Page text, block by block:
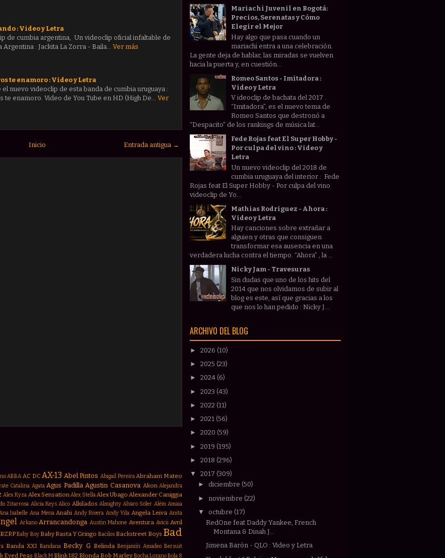
: Video y Letra
de cumbia argentina, Un videoclip oficial infaltable de
Argentina : Jackita La Zorra - Baila… Ver más
te enamoro : Video y Letra
nuevo videoclip de esta banda de cumbia uruguaya :
te enamoro. Video de You Tube en HD (High De… Ver
Entrada antigua →
Inicio
ABBA AC DC AX-13 Abel Pintos Abigail Pereira Abraham Mateo
Catalina Agata Agus Padilla Agustin Casanova Akon Alejandra
Alex Kyza Alex SensationAlex StellaAlex Ubago Alexander Caniggia
Zitarrosa Alicia Keys Alico Alkilados Almighty Alvaro Soler Além Amaia
Isabelle Ana Mena Anahi Andy Rivera Andy Vila Angela Leiva Anita
Arkano Arrancandonga Austin Mahone Aventura Avicii Avril
BZRPBaby Boy Baby Rasta Y Gringo Bacilos Backstreet Boys Bad
Banda XXI Bandana Becky G Belinda Benjamín Amadeo Bersuit
Eyed Peas Black M Blink 182 Blonda Bob MarleyBocha LozanoBola 8
Mariachi Juvenil en Bogotá:
Precios, Serenatas y Cómo
Elegir el Mejor
Hay algo que pasa cuando un
mariachi entra a una celebración.
La gente deja de hablar, las miradas se vuelven
hacia la puerta y, en cuestión...
Romeo Santos - Imitadora :
Video y Letra
V ideoclip de bachata del 2017 .
“Imitadora”, es el nuevo tema de
Romeo Santos que destronó a
“Despacito” de los rankings de música lat...
Fede Rojas feat El Super Hobby -
Por culpa del vino : Video y
Letra
Un nuevo videoclip del 2018 de
cumbia uruguaya del interior : Fede
Rojas feat El Super Hobby - Por culpa del vino
videoclip de Yo...
Mathias Rodriguez - Ahora :
Video y Letra
Hay canciones sobre extrañar a
alguien y otras que consiguen
transformar esa ausencia en una
verdadera lucha contra el tiempo. “Ahora” , la ...
Nicky Jam - Travesuras
Sin dudas que uno de los hits del
2014 que nos olvidamos de subir al
blog es este, así que gracias a los
que nos lo han pedido : Nicky J...
ARCHIVO DEL BLOG
► 2026 (10)
► 2025 (23)
► 2024 (6)
► 2023 (43)
► 2022 (11)
► 2021 (56)
► 2020 (59)
► 2019 (195)
► 2018 (296)
▼ 2017 (309)
► diciembre (50)
► noviembre (22)
▼ octubre (17)
RedOne feat Daddy Yankee, French
Montana & Dinah J...
Jimena Barón - QLO : Video y Letra